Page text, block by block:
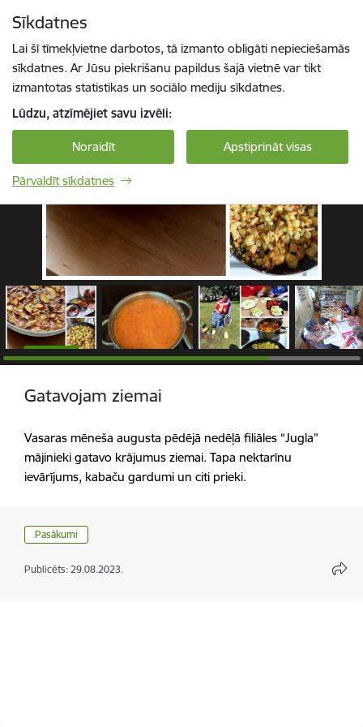
Sīkdatnes
Lai šī tīmekļvietne darbotos, tā izmanto obligāti nepieciešamās
sīkdatnes. Ar Jūsu piekrišanu papildus šajā vietnē var tikt
izmantotas statistikas un sociālo mediju sīkdatnes.
Lūdzu, atzīmējiet savu izvēli:
Noraidīt Apstiprināt visas
Pārvaldīt sīkdatnes
1 / 5
Gatavojam ziemai
Vasaras mēneša augusta pēdējā nedēļā filiāles “Jugla”
mājinieki gatavo krājumus ziemai. Tapa nektarīnu
ievārījums, kabaču gardumi un citi prieki.
Pasākumi
Publicēts: 29.08.2023.